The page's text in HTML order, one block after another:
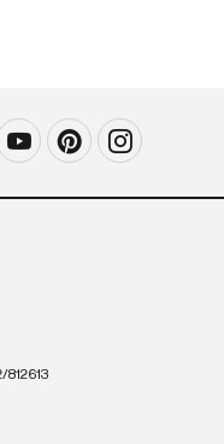
812613